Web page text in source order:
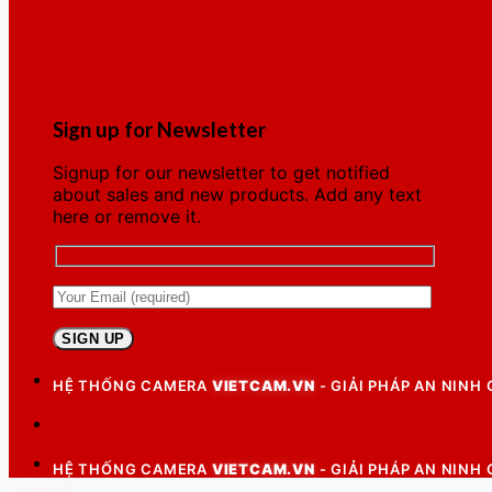
Sign up for Newsletter
Signup for our newsletter to get notified
about sales and new products. Add any text
here or remove it.
HỆ THỐNG CAMERA VIETCAM.VN - GIẢI PHÁP AN NINH
HỆ THỐNG CAMERA VIETCAM.VN - GIẢI PHÁP AN NINH